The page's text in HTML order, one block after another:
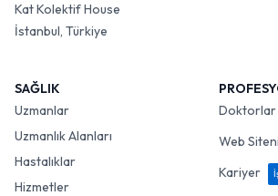
Kat Kolektif House
İstanbul, Türkiye
SAĞLIK
Uzmanlar
Uzmanlık Alanları
Hastalıklar
Hizmetler
Doktorlar
Web
Kariyer